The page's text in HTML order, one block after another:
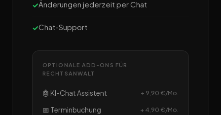
Änderungen jederzeit per Chat
Chat-Support
OPTIONALE ADD-ONS FÜR
RECHTSANWALT
🤖 KI-Chat Assistent + 9,90 €/Mo.
📅 Terminbuchung + 4,90 €/Mo.